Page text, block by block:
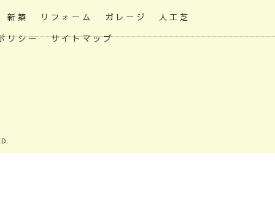
新築 リフォーム ガレージ
人工芝
リシー サイトマップ